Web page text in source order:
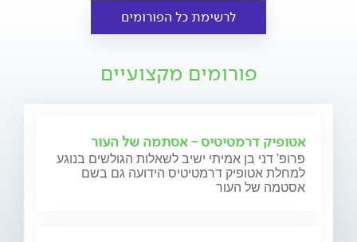
לרשימת כל הפורומים
פורומים מקצועיים
אטופיק דרמטיטיס - אסתמה של העור
פרופ' דני בן אמיתי ישיב לשאלות הגולשים בנוגע
למחלת אטופיק דרמטיטיס הידועה גם בשם
אסטמה של העור